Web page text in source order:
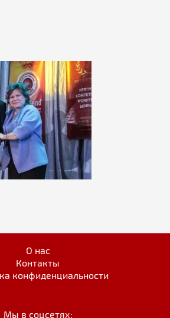
О нас
Контакты
конфиденциальности
Мы в соцсетях: